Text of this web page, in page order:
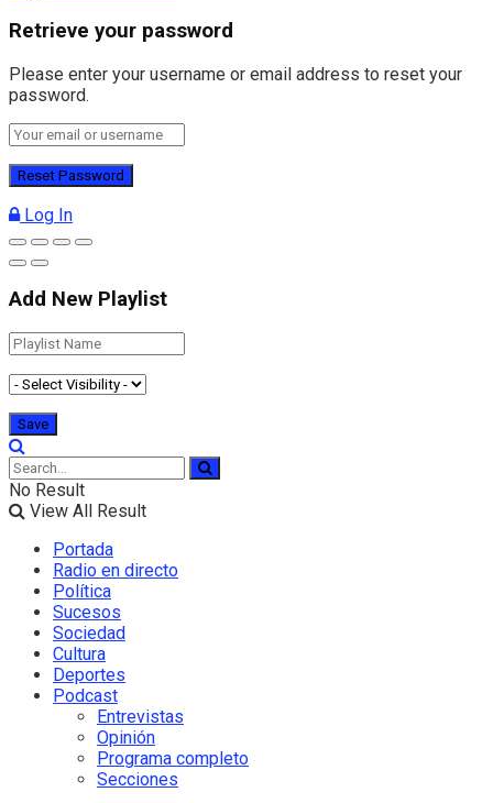
Retrieve your password
Please enter your username or email address to reset your
password.
Log In
Add New Playlist
No Result
View All Result
Portada
Radio en directo
Política
Sucesos
Sociedad
Cultura
Deportes
Podcast
Entrevistas
Opinión
Programa completo
Secciones